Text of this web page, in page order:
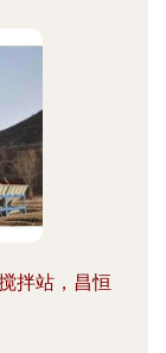
拌站，昌恒